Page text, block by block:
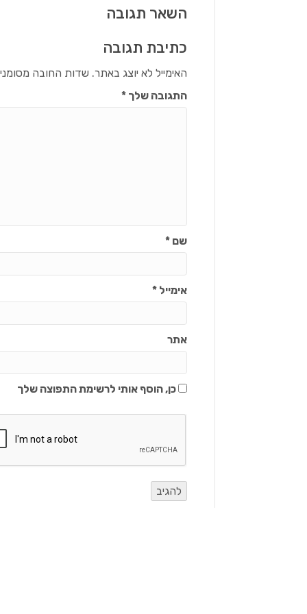
השאר תגובה
כתיבת תגובה
האימייל לא יוצג באתר. שדות החובה
התגובה שלך*
שם*
אימייל*
אתר
כן, הוסף אותי לרשימת התפוצה שלך